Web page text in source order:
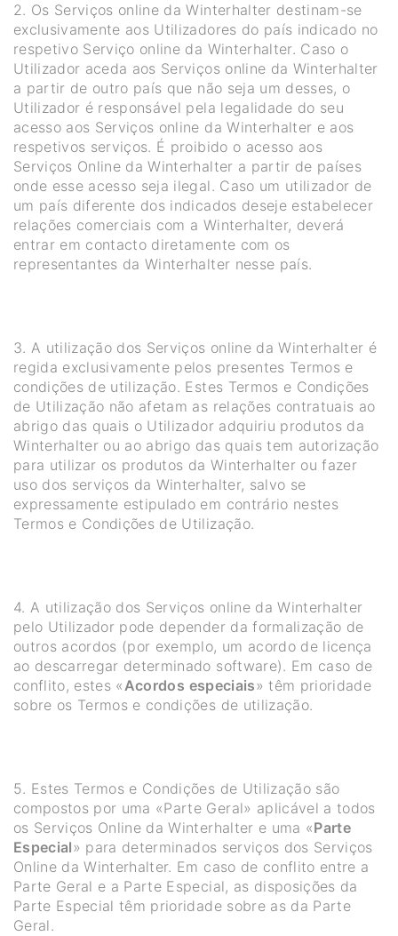
2. Os Serviços online da Winterhalter destinam-se
exclusivamente aos Utilizadores do país indicado no
respetivo Serviço online da Winterhalter. Caso o
Utilizador aceda aos Serviços online da Winterhalter
a partir de outro país que não seja um desses, o
Utilizador é responsável pela legalidade do seu
acesso aos Serviços online da Winterhalter e aos
respetivos serviços. É proibido o acesso aos
Serviços Online da Winterhalter a partir de países
onde esse acesso seja ilegal. Caso um utilizador de
um país diferente dos indicados deseje estabelecer
relações comerciais com a Winterhalter, deverá
entrar em contacto diretamente com os
representantes da Winterhalter nesse país.
3. A utilização dos Serviços online da Winterhalter é
regida exclusivamente pelos presentes Termos e
condições de utilização. Estes Termos e Condições
de Utilização não afetam as relações contratuais ao
abrigo das quais o Utilizador adquiriu produtos da
Winterhalter ou ao abrigo das quais tem autorização
para utilizar os produtos da Winterhalter ou fazer
uso dos serviços da Winterhalter, salvo se
expressamente estipulado em contrário nestes
Termos e Condições de Utilização.
4. A utilização dos Serviços online da Winterhalter
pelo Utilizador pode depender da formalização de
outros acordos (por exemplo, um acordo de licença
ao descarregar determinado software). Em caso de
conflito, estes «Acordos especiais» têm prioridade
sobre os Termos e condições de utilização.
5. Estes Termos e Condições de Utilização são
compostos por uma «Parte Geral» aplicável a todos
os Serviços Online da Winterhalter e uma «Parte
Especial» para determinados serviços dos Serviços
Online da Winterhalter. Em caso de conflito entre a
Parte Geral e a Parte Especial, as disposições da
Parte Especial têm prioridade sobre as da Parte
Geral.